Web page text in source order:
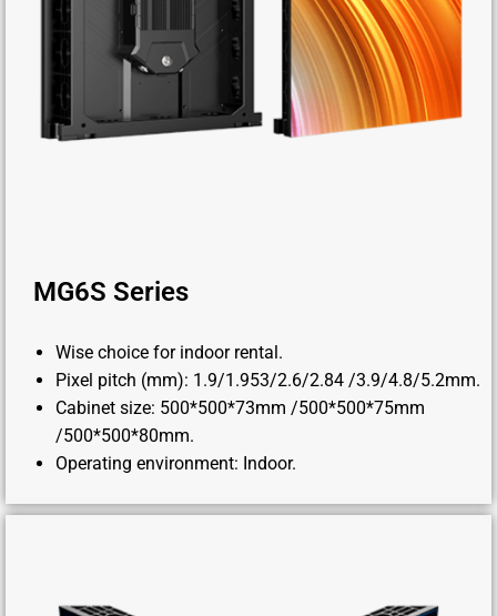
MG6S Series
Wise choice for indoor rental.
Pixel pitch (mm): 1.9/1.953/2.6/2.84 /3.9/4.8/5.2mm.
Cabinet size: 500*500*73mm /500*500*75mm
/500*500*80mm.
Operating environment: Indoor.